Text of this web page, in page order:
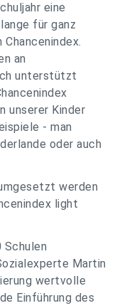
eine
für ganz
an
unterstützt
unserer Kinder
- man
oder auch
werden
light
Martin
wertvolle
Einführung des